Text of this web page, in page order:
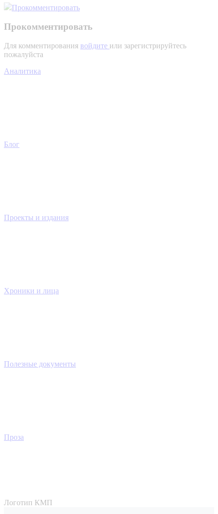
Прокомментировать
Прокомментировать
Для комментирования войдите или зарегистрируйтесь
пожалуйста
Аналитика
Блог
Проекты и издания
Хроники и лица
Полезные документы
Проза
Логотип КМП